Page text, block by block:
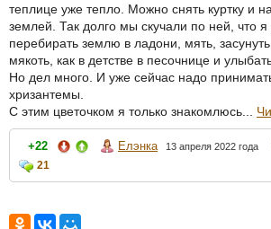
теплице уже тепло. Можно снять куртку и
землей. Так долго мы скучали по ней, что я
перебирать землю в ладони, мять,
мякоть, как в детстве в песочнице и
Но дел много. И уже сейчас надо
хризантемы.
С этим цветочком я только знакомлюсь...
+22 Елэнка 13 апреля 2022 года
21